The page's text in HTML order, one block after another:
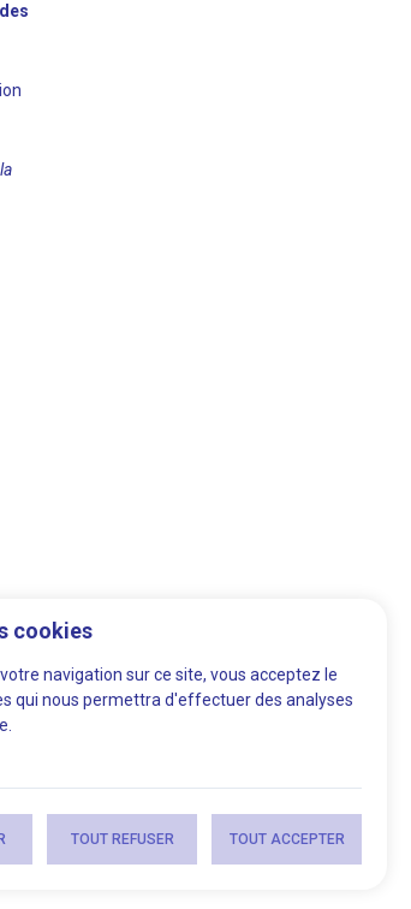
cookies
navigation sur ce site, vous acceptez le
qui nous permettra d'effectuer des analyses
TOUT REFUSER TOUT ACCEPTER